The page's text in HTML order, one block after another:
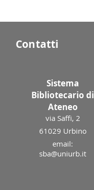
Contatti
Sistema
Bibliotecario di
Ateneo
via Saffi, 2
61029 Urbino
email:
sba@uniurb.it